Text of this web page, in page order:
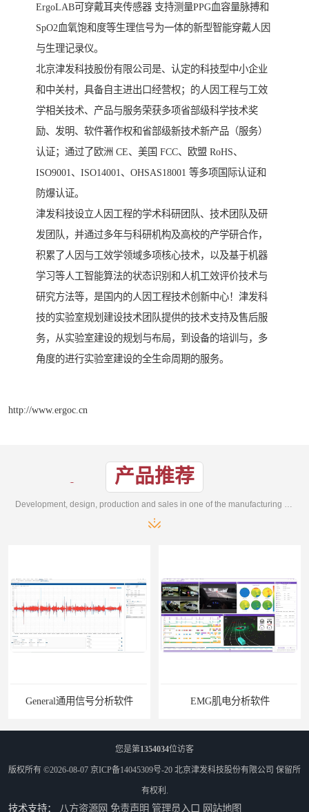
ErgoLAB可穿戴耳夹传感器 支持测量PPG血容量脉搏和
SpO2血氧饱和度等生理信号为一体的新型智能穿戴人因
与生理记录仪。
北京津发科技股份有限公司是、认定的科技型中小企业
和中关村，具备自主进出口经营权；的人因工程与工效
学相关技术、产品与服务荣获多项省部级科学技术奖
励、发明、软件著作权和省部级新技术新产品（服务）
认证；通过了欧洲 CE、美国 FCC、欧盟 RoHS、
ISO9001、ISO14001、OHSAS18001 等多项国际认证和
防爆认证。
津发科技设立人因工程的学术科研团队、技术团队及研
发团队，并通过多年与科研机构及高校的产学研合作，
积累了人因与工效学领域多项核心技术，以及基于机器
学习等人工智能算法的状态识别和人机工效评价技术与
研究方法等，是国内的人因工程技术创新中心！津发科
技的实验室规划建设技术团队提供的技术支持及售后服
务，从实验室建设的规划与布局，到设备的培训与，多
角度的进行实验室建设的全生命周期的服务。
http://www.ergoc.cn
产品推荐
Development, design, production and sales in one of the manufacturing enterprises
General通用信号分析软件 EMG肌电分析软件
您是第1354034位访客
版权所有 ©2026-08-07 京ICP备14045309号-20 北京津发科技股份有限公司 保留所
有权利.
技术支持： 八方资源网 免责声明 管理员入口 网站地图